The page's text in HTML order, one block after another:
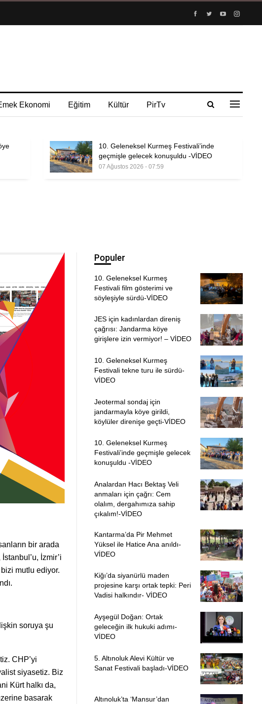
Ekonomi Eğitim Kültür PirTv
10. Geleneksel Kurmeş Festivali’inde
geçmişle gelecek konuşuldu -VİDEO
07 Ağustos 2026 - 07:59
bir arada
İzmir’i
mutlu ediyor.
soruya şu
CHP’yi
siyasetiz. Biz
Kürt halkı da,
basarak
Populer
10. Geleneksel Kurmeş
Festivali film gösterimi ve
söyleşiyle sürdü-VİDEO
JES için kadınlardan direniş
çağrısı: Jandarma köye
girişlere izin vermiyor! – VİDEO
10. Geleneksel Kurmeş
Festivali tekne turu ile sürdü-
VİDEO
Jeotermal sondaj için
jandarmayla köye girildi,
köylüler direnişe geçti-VİDEO
10. Geleneksel Kurmeş
Festivali’inde geçmişle gelecek
konuşuldu -VİDEO
Analardan Hacı Bektaş Veli
anmaları için çağrı: Cem
olalım, dergahımıza sahip
çıkalım!-VİDEO
Kantarma’da Pir Mehmet
Yüksel ile Hatice Ana anıldı-
VİDEO
Kiğı’da siyanürlü maden
projesine karşı ortak tepki: Peri
Vadisi halkındır- VİDEO
Ayşegül Doğan: Ortak
geleceğin ilk hukuki adımı-
VİDEO
5. Altınoluk Alevi Kültür ve
Sanat Festivali başladı-VİDEO
Altınoluk’ta ‘Mansur’dan